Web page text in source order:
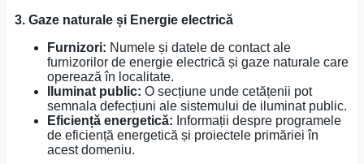
3. Gaze naturale și Energie electrică
Furnizori: Numele și datele de contact ale
furnizorilor de energie electrică și gaze naturale care
operează în localitate.
Iluminat public: O secțiune unde cetățenii pot
semnala defecțiuni ale sistemului de iluminat public.
Eficiență energetică: Informații despre programele
de eficiență energetică și proiectele primăriei în
acest domeniu.